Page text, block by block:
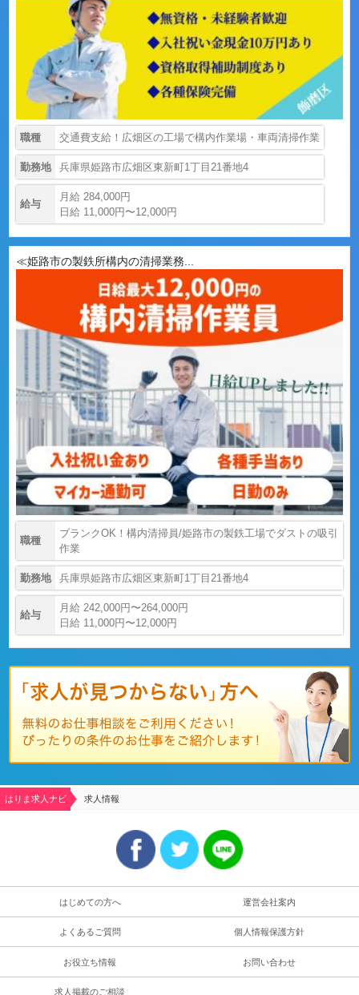
職種 交通費支給！広畑区の工場で構内作業場・車両清掃作業
勤務地 兵庫県姫路市広畑区東新町1丁目21番地4
給与
月給 284,000円
日給 11,000円〜12,000円
≪姫路市の製鉄所構内の清掃業務...
職種
ブランクOK！構内清掃員/姫路市の製鉄工場でダストの吸引
作業
勤務地 兵庫県姫路市広畑区東新町1丁目21番地4
給与
月給 242,000円〜264,000円
日給 11,000円〜12,000円
はりま求人ナビ 求人情報
はじめての方へ 運営会社案内
よくあるご質問 個人情報保護方針
お役立ち情報 お問い合わせ
求人掲載のご相談